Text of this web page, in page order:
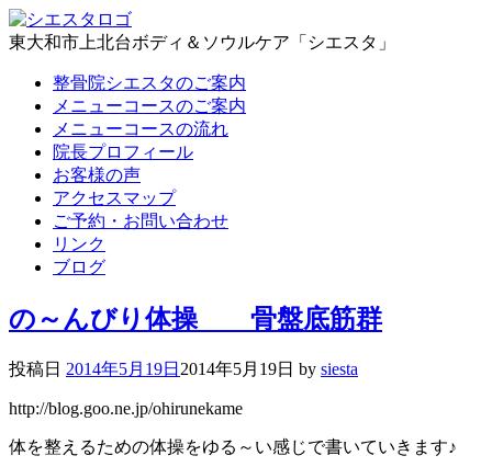
東大和市上北台ボディ＆ソウルケア「シエスタ」
整骨院シエスタのご案内
メニューコースのご案内
メニューコースの流れ
院長プロフィール
お客様の声
アクセスマップ
ご予約・お問い合わせ
リンク
ブログ
の～んびり体操 骨盤底筋群
投稿日 2014年5月19日 2014年5月19日 by siesta
http://blog.goo.ne.jp/ohirunekame
体を整えるための体操をゆる～い感じで書いていきます♪